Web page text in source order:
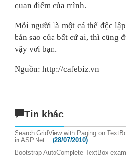
quan điểm của mình.
Mỗi người là một cá thể độc
bản sao của bất cứ ai, thì cũng
vậy với bạn.
Nguồn: http://cafebiz.vn
Tin khác
Search GridView with Paging on
in ASP.Net
(28/07/2010)
Bootstrap AutoComplete TextBox